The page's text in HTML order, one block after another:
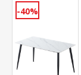
-40%